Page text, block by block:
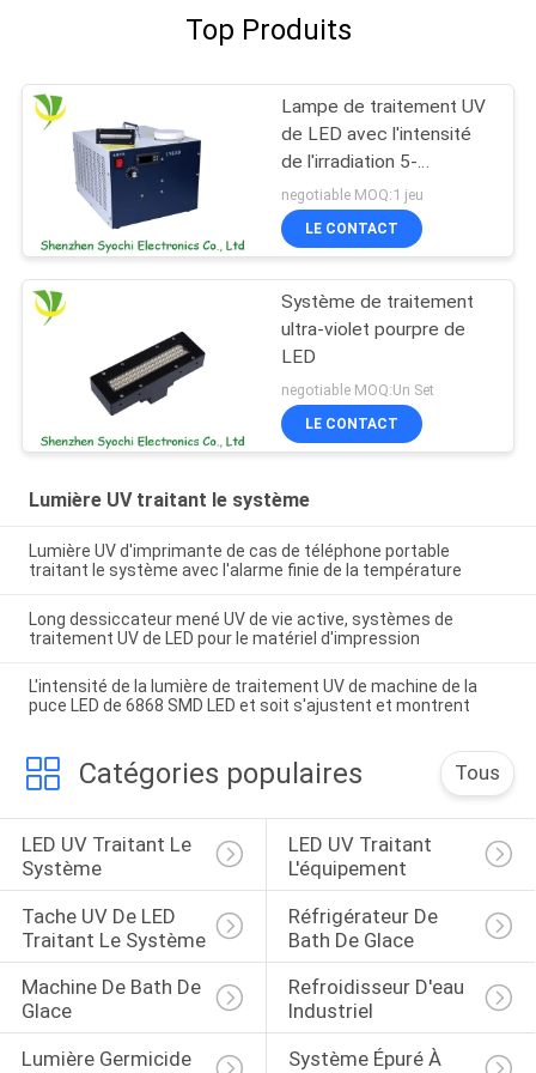
Top Produits
Lampe de traitement UV
de LED avec l'intensité
de l'irradiation 5-
12w/Cm2
negotiable MOQ:1 jeu
LE CONTACT
Système de traitement
ultra-violet pourpre de
LED
negotiable MOQ:Un Set
LE CONTACT
Lumière UV traitant le système
Lumière UV d'imprimante de cas de téléphone portable
traitant le système avec l'alarme finie de la température
Long dessiccateur mené UV de vie active, systèmes de
traitement UV de LED pour le matériel d'impression
L'intensité de la lumière de traitement UV de machine de la
puce LED de 6868 SMD LED et soit s'ajustent et montrent
Catégories populaires Tous
LED UV Traitant Le
Système
LED UV Traitant
L'équipement
Tache UV De LED
Traitant Le Système
Réfrigérateur De
Bath De Glace
Machine De Bath De
Glace
Refroidisseur D'eau
Industriel
Lumière Germicide
Système Épuré À